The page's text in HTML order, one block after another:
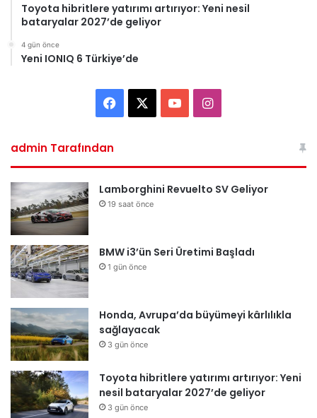
Toyota hibritlere yatırımı artırıyor: Yeni nesil
bataryalar 2027’de geliyor
4 gün önce
Yeni IONIQ 6 Türkiye’de
Facebook YouTubeInstagram
admin Tarafından
Lamborghini Revuelto SV Geliyor
19 saat önce
BMW i3’ün Seri Üretimi Başladı
1 gün önce
Honda, Avrupa’da büyümeyi kârlılıkla
sağlayacak
3 gün önce
Toyota hibritlere yatırımı artırıyor: Yeni
nesil bataryalar 2027’de geliyor
3 gün önce